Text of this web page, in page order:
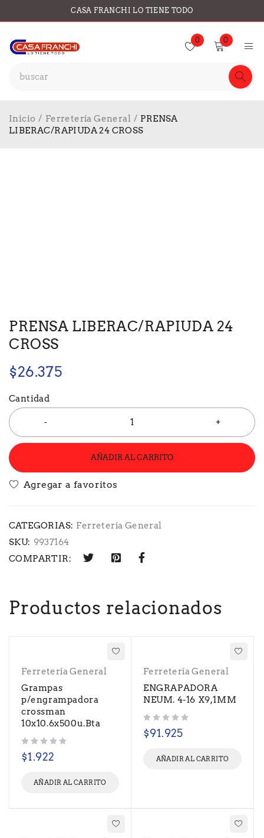
CASA FRANCHI LO TIENE TODO
0 0
Inicio / Ferretería General / PRENSA
LIBERAC/RAPIUDA 24 CROSS
PRENSA LIBERAC/RAPIUDA 24
CROSS
$26.375
Cantidad
AÑADIR AL CARRITO
CATEGORIAS: Ferretería General
SKU: 9937164
COMPARTIR:
Productos relacionados
Ferretería General
Grampas
p/engrampadora
crossman
10x10.6x500u.Bta
$1.922
AÑADIR AL CARRITO
Ferretería General
ENGRAPADORA
NEUM. 4-16 X9,1MM
$91.925
AÑADIR AL CARRITO